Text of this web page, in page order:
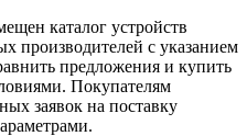
каталог устройств
производителей с указанием
предложения и купить
Покупателям
заявок на поставку